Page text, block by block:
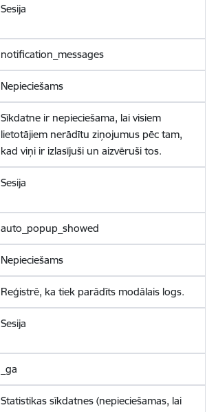
Sesija
notification_messages
Nepieciešams
Sīkdatne ir nepieciešama, lai visiem
lietotājiem nerādītu ziņojumus pēc tam,
kad viņi ir izlasījuši un aizvēruši tos.
Sesija
auto_popup_showed
Nepieciešams
Reģistrē, ka tiek parādīts modālais logs.
Sesija
_ga
Statistikas sīkdatnes (nepieciešamas, lai